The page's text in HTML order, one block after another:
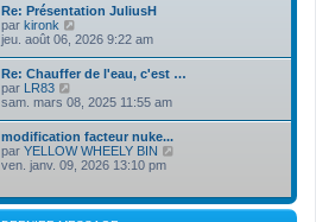
s
s
a
r
i
e
r
m
e
s
s
a
g
e
r
l
e
d
e
r
i
e
r
m
e
s
a
Re: Présentation JuliusH
par kironk
o
l
e
d
e
r
n
r
m
jeu. août 06, 2026 9:22 am
Re: Chauffer de l'eau, c'est …
par LR83
o
l
e
d
r
n
sam. mars 08, 2025 11:55 am
modification facteur nuke...
par YELLOW WHEELY BIN
l
ven. janv. 09, 2026 13:10 pm